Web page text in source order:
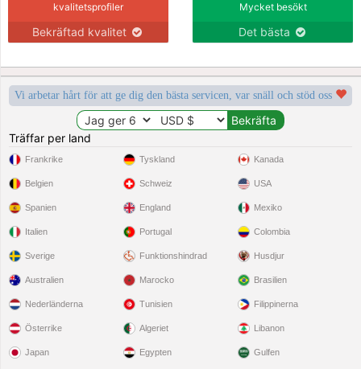
kvalitetsprofiler
Bekräftad kvalitet
Mycket besökt
Det bästa
Vi arbetar hårt för att ge dig den bästa servicen, var snäll och stöd oss
Träffar per land
Frankrike
Belgien
Spanien
Italien
Sverige
Tyskland
Schweiz
England
Portugal
Funktionshindrad
Kanada
USA
Mexiko
Colombia
Husdjur
Australien
Nederländerna
Österrike
Japan
Marocko
Tunisien
Algeriet
Egypten
Brasilien
Filippinerna
Libanon
Gulfen